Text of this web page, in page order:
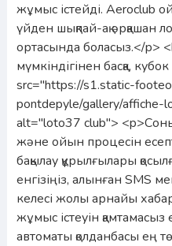
жұмыс істейді. Aeroclub
үйден шықпай-ақ әрқашан
ортасында боласыз.</p>
мүмкіндігінен басқа,
src="https://s1.static-
pontdepyle/gallery/affiche-
alt="loto37 club">
және ойын процесін
бақылау құрылғылары
енгізіңіз, алынған SMS
келесі жолы арнайы
жұмыс істеуін
автоматы қолданбасы ең